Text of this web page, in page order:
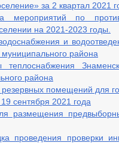
за 2 квартал 2021
мероприятий по
на 2021-2023 годы.
и
района
района
помещений для
сентября 2021 года
размещения
проведения проверки